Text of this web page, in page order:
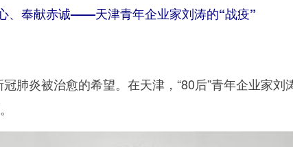
、奉献赤诚——天津青年企业家刘涛的“战疫”
炎被治愈的希望。在天津，“80后”青年企业家刘